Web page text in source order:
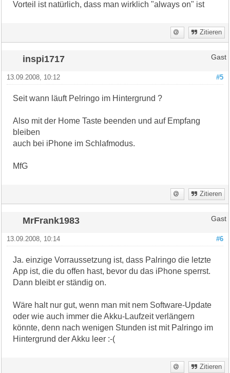
Vorteil ist natürlich, dass man wirklich "always on" ist
Zitieren
inspi1717 Gast
#5
13.09.2008, 10:12
Seit wann läuft Pelringo im Hintergrund ?
Also mit der Home Taste beenden und auf Empfang
bleiben
auch bei iPhone im Schlafmodus.
MfG
Zitieren
MrFrank1983 Gast
#6
13.09.2008, 10:14
Ja. einzige Vorraussetzung ist, dass Palringo die letzte
App ist, die du offen hast, bevor du das iPhone sperrst.
Dann bleibt er ständig on.
Wäre halt nur gut, wenn man mit nem Software-Update
oder wie auch immer die Akku-Laufzeit verlängern
könnte, denn nach wenigen Stunden ist mit Palringo im
Hintergrund der Akku leer :-(
Zitieren